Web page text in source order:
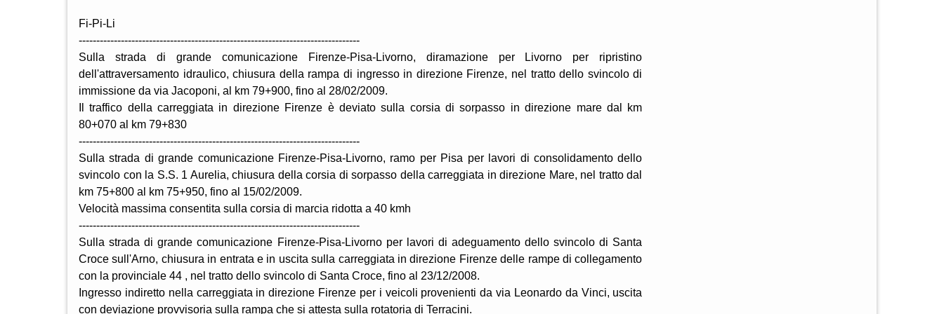
Fi-Pi-Li
--------------------------------------------------------------------------------
Sulla strada di grande comunicazione Firenze-Pisa-Livorno, diramazione per Livorno per ripristino
dell'attraversamento idraulico, chiusura della rampa di ingresso in direzione Firenze, nel tratto dello svincolo di
immissione da via Jacoponi, al km 79+900, fino al 28/02/2009.
Il traffico della carreggiata in direzione Firenze è deviato sulla corsia di sorpasso in direzione mare dal km
80+070 al km 79+830
--------------------------------------------------------------------------------
Sulla strada di grande comunicazione Firenze-Pisa-Livorno, ramo per Pisa per lavori di consolidamento dello
svincolo con la S.S. 1 Aurelia, chiusura della corsia di sorpasso della carreggiata in direzione Mare, nel tratto dal
km 75+800 al km 75+950, fino al 15/02/2009.
Velocità massima consentita sulla corsia di marcia ridotta a 40 kmh
--------------------------------------------------------------------------------
Sulla strada di grande comunicazione Firenze-Pisa-Livorno per lavori di adeguamento dello svincolo di Santa
Croce sull'Arno, chiusura in entrata e in uscita sulla carreggiata in direzione Firenze delle rampe di collegamento
con la provinciale 44 , nel tratto dello svincolo di Santa Croce, fino al 23/12/2008.
Ingresso indiretto nella carreggiata in direzione Firenze per i veicoli provenienti da via Leonardo da Vinci, uscita
con deviazione provvisoria sulla rampa che si attesta sulla rotatoria di Terracini.